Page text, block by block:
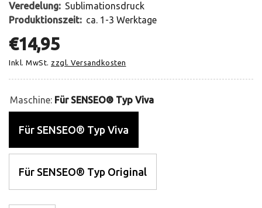
Veredelung: Sublimationsdruck
Produktionszeit: ca. 1-3 Werktage
€14,95
Inkl. MwSt. zzgl. Versandkosten
Maschine: Für SENSEO® Typ Viva
Für SENSEO® Typ Viva
Für SENSEO® Typ Original